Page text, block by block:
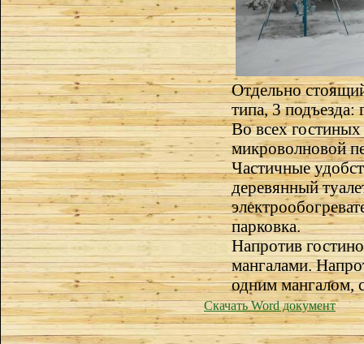
Отдельно
типа, 3
Во всех гостиных
микроволновой
Частичные
деревянный
парковка.
Напротив
мангалами.
одним мангалом,
Скачать Word документ